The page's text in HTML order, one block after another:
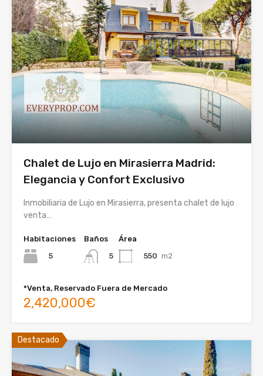
Chalet de Lujo en Mirasierra Madrid:
Elegancia y Confort Exclusivo
Inmobiliaria de Lujo en Mirasierra, presenta chalet de lujo
venta…
Habitaciones
5
Baños
5
Área
550 m2
*Venta, Reservado Fuera de Mercado
2,420,000€
Destacado